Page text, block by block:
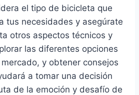
el tipo de bicicleta que
tus necesidades y asegúrate
otros aspectos técnicos y
las diferentes opciones
y obtener consejos
a tomar una decisión
de la emoción y desafío de